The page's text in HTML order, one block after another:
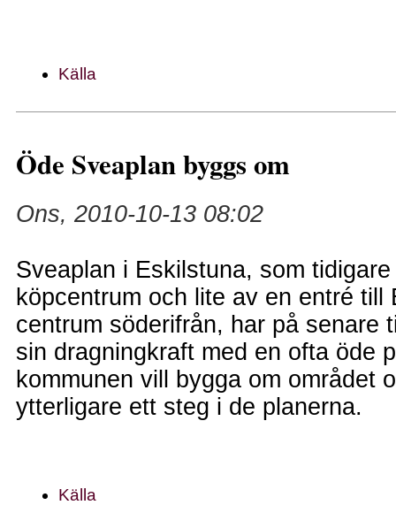
Källa
Öde Sveaplan byggs om
Ons, 2010-10-13 08:02
Sveaplan i Eskilstuna, som
köpcentrum och lite av en entré till
centrum söderifrån, har på senare
sin dragningkraft med en ofta öde
kommunen vill bygga om området
ytterligare ett steg i de planerna.
Källa